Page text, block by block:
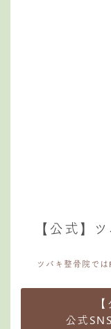
【公式】
ツバキ整骨院で
公式